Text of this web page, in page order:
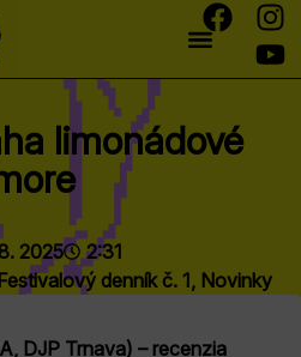
limonádové
2025
2:31
Festivalový denník č. 1, Novinky
DJP Trnava) – recenzia